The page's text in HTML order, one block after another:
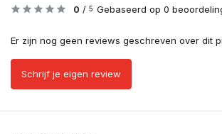
0 / 5 Gebaseerd op 0
Er zijn nog geen reviews geschreven over dit
Schrijf je eigen review